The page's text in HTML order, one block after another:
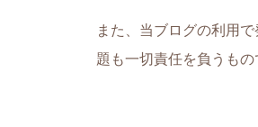
また、当ブログの利用
題も一切責任を負うもの